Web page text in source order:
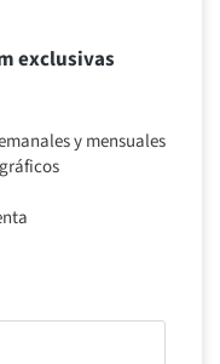
exclusivas
y mensuales